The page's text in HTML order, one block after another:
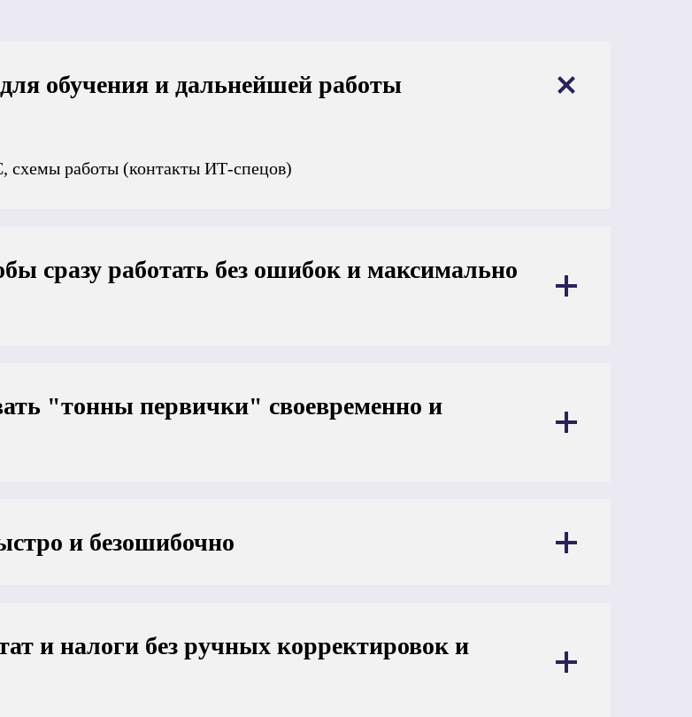
обучения и дальнейшей работы
схемы работы (контакты ИТ-спецов)
сразу работать без ошибок и максимально
"тонны первички" своевременно и
и безошибочно
и налоги без ручных корректировок и